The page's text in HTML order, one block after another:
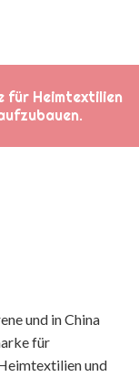
für Heimtextilien
und in China
für
und